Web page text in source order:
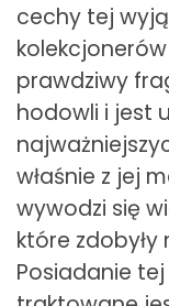
cechy tej
prawdziwy
hodowli i jest
właśnie z jej
wywodzi się
które zdobyły
Posiadanie